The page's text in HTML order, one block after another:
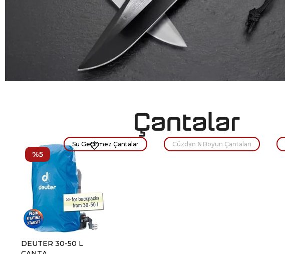
FENERI (1X18650)
₺4.894
Su Geçirmez Çantalar Cüzdan & Boyun Çantaları
DEUTER 30-50 L
%5